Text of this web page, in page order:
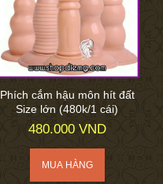
Phích cắm hậu môn hít đất
Size lớn (480k/1 cái)
480.000 VND